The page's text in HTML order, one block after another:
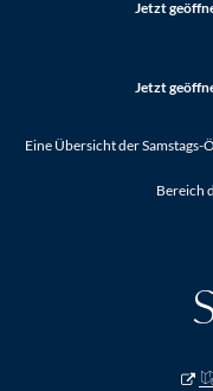
Klicken, um
Jetzt
Klicken, um
Jetzt
Eine Übersicht der
Bereich